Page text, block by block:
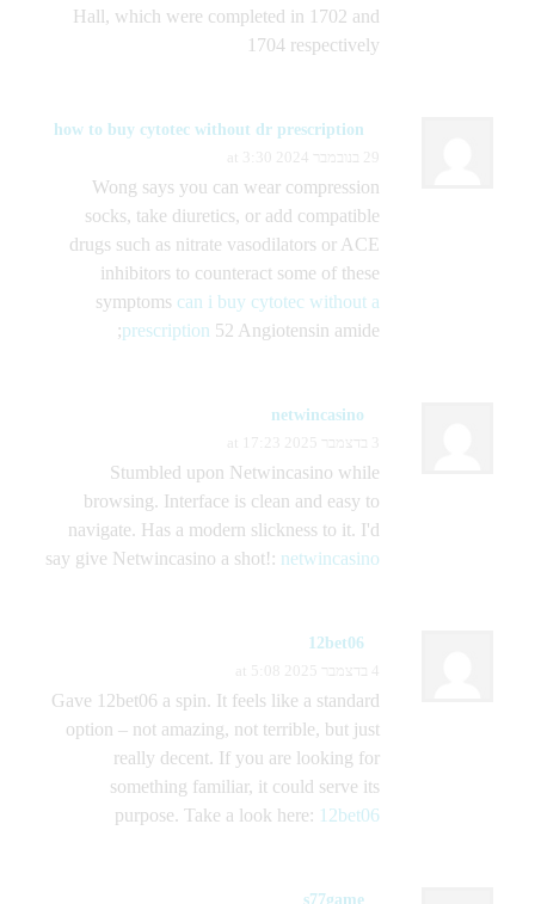
Hall, which were completed in 1702 and
1704 respectively
how to buy cytotec without dr prescription
29 בנובמבר 2024 at 3:30
Wong says you can wear compression
socks, take diuretics, or add compatible
drugs such as nitrate vasodilators or ACE
inhibitors to counteract some of these
symptoms can i buy cytotec without a
prescription 52 Angiotensin amide;
netwincasino
Stumbled upon Netwincasino while
browsing. Interface is clean and easy to
navigate. Has a modern slickness to it. I'd
say give Netwincasino a shot!: netwincasino
12bet06
4 בדצמבר 2025 at 5:08
Gave 12bet06 a spin. It feels like a standard
option – not amazing, not terrible, but just
really decent. If you are looking for
something familiar, it could serve its
purpose. Take a look here: 12bet06
s77game